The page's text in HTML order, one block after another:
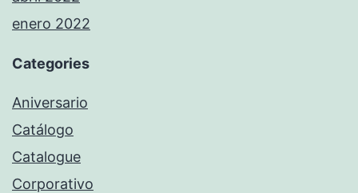
enero 2022
Categories
Aniversario
Catálogo
Catalogue
Corporativo